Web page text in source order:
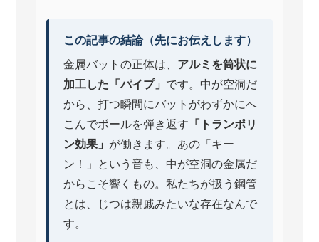
この記事の結論（先にお伝えします）
金属バットの正体は、 アルミを筒状に
加工した「パイプ」 です。中が空洞だ
から、打つ瞬間にバットがわずかにへ
こんでボールを弾き返す 「トランポリ
ン効果」 が働きます。あの「キー
ン！」という音も、中が空洞の金属だ
からこそ響くもの。私たちが扱う鋼管
とは、じつは親戚みたいな存在なんで
す。